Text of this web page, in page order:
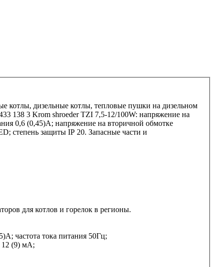
котлы, дизельные котлы, тепловые пушки на дизельном
138 3 Krom shroeder TZI 7,5-12/100W: напряжение на
0,6 (0,45)А; напряжение на вторичной обмотке
степень защиты IP 20. Запасные части и
для котлов и горелок в регионы.
частота тока питания 50Гц;
12 (9) мА;